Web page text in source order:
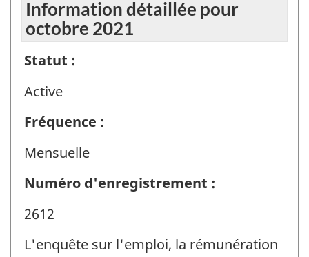
Information détaillée pour
octobre 2021
Statut :
Active
Fréquence :
Mensuelle
Numéro d'enregistrement :
2612
L'enquête sur l'emploi, la rémunération